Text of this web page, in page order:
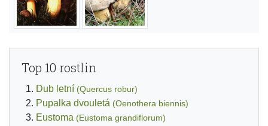
Top 10 rostlin
Dub letní (Quercus robur)
Pupalka dvouletá (Oenothera biennis)
Eustoma (Eustoma grandiflorum)